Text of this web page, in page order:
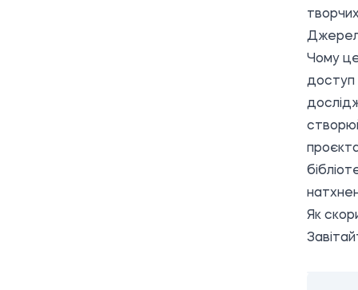
Чому
доступ
Як